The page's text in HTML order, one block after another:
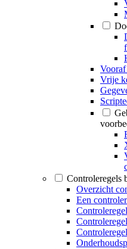
Vrije
Controleregels
Overzicht
Een